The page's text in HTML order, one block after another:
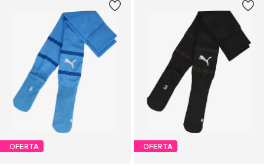
OFERTA OFERTA